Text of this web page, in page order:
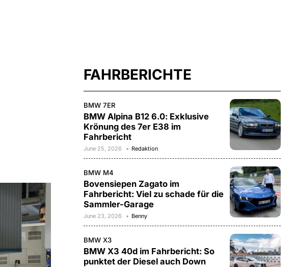
FAHRBERICHTE
BMW 7ER
BMW Alpina B12 6.0: Exklusive
Krönung des 7er E38 im
Fahrbericht
June 25, 2026 Redaktion
BMW M4
Bovensiepen Zagato im
Fahrbericht: Viel zu schade für die
Sammler-Garage
June 23, 2026 Benny
BMW X3
BMW X3 40d im Fahrbericht: So
punktet der Diesel auch Down